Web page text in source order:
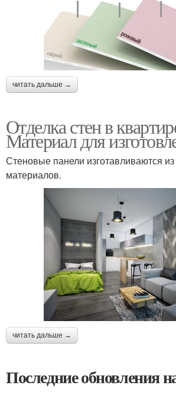
читать дальше →
Отделка стен в
Материал для
Стеновые панели изготавливаются
материалов.
читать дальше →
Последние обновления